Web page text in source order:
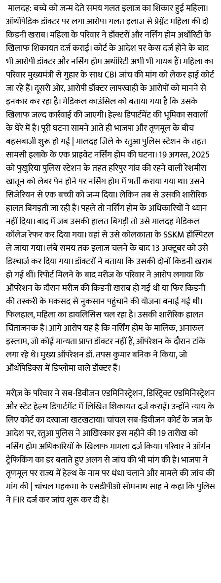
मालदह: बच्चे को जन्म देते समय गलत इलाज का शिकार हुई महिला।
ऑर्थोपेडिक डॉक्टर पर लगा आरोप। गलत इलाज से प्रेग्नेंट महिला की दो
किडनी खराब। महिला के परिवार ने डॉक्टरों और नर्सिंग होम अथॉरिटी के
खिलाफ शिकायत दर्ज कराई। कोर्ट के आदेश पर केस दर्ज होने के बाद
भी आरोपी डॉक्टर और नर्सिंग होम अथॉरिटी अभी भी गायब हैं। महिला का
परिवार मुख्यमंत्री से गुहार के साथ CBI जांच की मांग को लेकर हाई कोर्ट
जा रहे हैं। दूसरी ओर, आरोपी डॉक्टर लापरवाही के आरोपों को मानने से
इनकार कर रहा है। मेडिकल काउंसिल को बताया गया है कि उसके
खिलाफ जल्द कार्रवाई की जाएगी। हेल्थ डिपार्टमेंट की भूमिका सवालों
के घेरे में है। पूरी घटना सामने आते ही भाजपा और तृणमूल के बीच
बहसबाजी शुरू हो गई | मालदह जिले के रतुआ पुलिस स्टेशन के तहत
सामसी इलाके के एक प्राइवेट नर्सिंग होम की घटना। 19 अगस्त, 2025
को पुखुरिया पुलिस स्टेशन के तहत हरिपुर गांव की रहने वाली रेशमीरा
खातून को लेबर पेन होने पर नर्सिंग होम में भर्ती कराया गया था। उसने
सिजेरियन से एक बच्ची को जन्म दिया। लेकिन तब से उसकी शारीरिक
हालत बिगड़ती जा रही है। पहले तो नर्सिंग होम के अधिकारियों ने ध्यान
नहीं दिया। बाद में जब उसकी हालत बिगड़ी तो उसे मालदह मेडिकल
कॉलेज रेफर कर दिया गया। वहां से उसे कोलकाता के SSKM हॉस्पिटल
ले जाया गया। लंबे समय तक इलाज चलने के बाद 13 अक्टूबर को उसे
डिस्चार्ज कर दिया गया। डॉक्टरों ने बताया कि उसकी दोनों किडनी खराब
हो गई थीं। रिपोर्ट मिलने के बाद मरीज के परिवार ने आरोप लगाया कि
ऑपरेशन के दौरान मरीज की किडनी खराब हो गई थी या फिर किडनी
की तस्करी के मकसद से नुकसान पहुंचाने की योजना बनाई गई थी।
फिलहाल, महिला का डायलिसिस चल रहा है। उसकी शारीरिक हालत
चिंताजनक है। आगे आरोप यह है कि नर्सिंग होम के मालिक, अनारुल
इस्लाम, जो कोई मान्यता प्राप्त डॉक्टर नहीं हैं, ऑपरेशन के दौरान टांके
लगा रहे थे। मुख्य ऑपरेशन डॉ. तपस कुमार बनिक ने किया, जो
ऑर्थोपेडिक्स में डिप्लोमा वाले डॉक्टर हैं।
मरीज़ के परिवार ने सब-डिवीजन एडमिनिस्ट्रेशन, डिस्ट्रिक्ट एडमिनिस्ट्रेशन
और स्टेट हेल्थ डिपार्टमेंट में लिखित शिकायत दर्ज कराई। उन्होंने न्याय के
लिए कोर्ट का दरवाजा खटखटाया। चांचल सब-डिवीजन कोर्ट के जज के
आदेश पर, रतुआ पुलिस ने आखिरकार इस महीने की 19 तारीख को
नर्सिंग होम अधिकारियों के खिलाफ मामला दर्ज किया। परिवार ने ऑर्गन
ट्रैफिकिंग का डर बताते हुए अलग से जांच की भी मांग की है। भाजपा ने
तृणमूल पर राज्य में हेल्थ के नाम पर धंधा चलाने और मामले की जांच की
मांग की | चांचल महकमा के एसडीपीओ सोमनाथ साह ने कहा कि पुलिस
ने FIR दर्ज कर जांच शुरू कर दी है।